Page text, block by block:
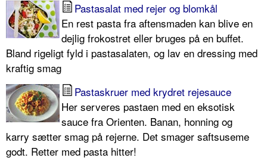
Pastasalat med rejer og blomkål
En rest pasta fra aftensmaden kan blive en
dejlig frokostret eller bruges på en buffet.
Bland rigeligt fyld i pastasalaten, og lav en dressing med
kraftig smag
Pastaskruer med krydret rejesauce
Her serveres pastaen med en eksotisk
sauce fra Orienten. Banan, honning og
karry sætter smag på rejerne. Det smager saftsuseme
godt. Retter med pasta hitter!